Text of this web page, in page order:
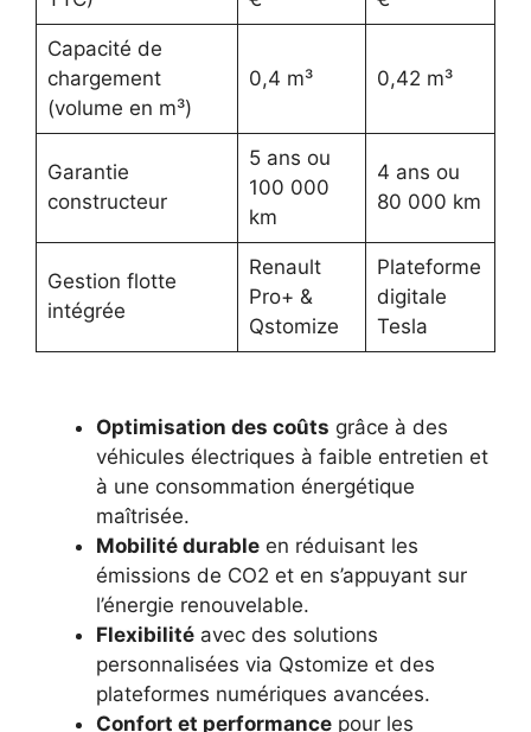
Capacité de
chargement
(volume en m³)
0,4 m³ 0,42 m³
Garantie
constructeur
5 ans ou
100 000
km
4 ans ou
80 000 km
Gestion flotte
intégrée
Renault
Pro+ &
Qstomize
Plateforme
digitale
Tesla
Optimisation des coûts grâce à des
véhicules électriques à faible entretien et
à une consommation énergétique
maîtrisée.
Mobilité durable en réduisant les
émissions de CO2 et en s’appuyant sur
l’énergie renouvelable.
Flexibilité avec des solutions
personnalisées via Qstomize et des
plateformes numériques avancées.
Confort et performance pour les